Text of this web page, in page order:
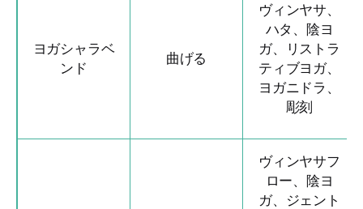
ヨガシャラベ
ンド
曲げる
ヴィンヤサ、
ハタ、陰ヨ
ガ、リストラ
ティブヨガ、
ヨガニドラ、
彫刻
ヴィンヤサフ
ロー、陰ヨ
ガ、ジェント